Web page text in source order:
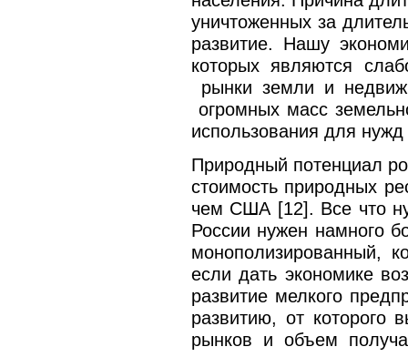
уничтоженных за
развитие. Нашу
которых являются
рынки земли и
огромных масс
использования для
Природный потенциал
стоимость природных
чем США [12]. Все что
России нужен намного
монополизированный,
если дать экономике
развитие мелкого
развитию, от
рынков и объем